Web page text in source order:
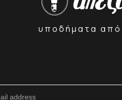
υποδήματα από